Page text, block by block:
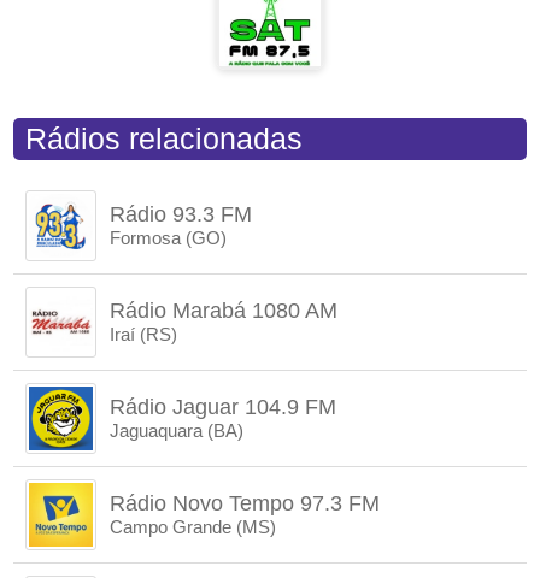
Rádios relacionadas
Rádio 93.3 FM
Formosa (GO)
Rádio Marabá 1080 AM
Iraí (RS)
Rádio Jaguar 104.9 FM
Jaguaquara (BA)
Rádio Novo Tempo 97.3 FM
Campo Grande (MS)